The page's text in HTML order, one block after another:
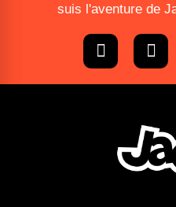
suis l'aventure de